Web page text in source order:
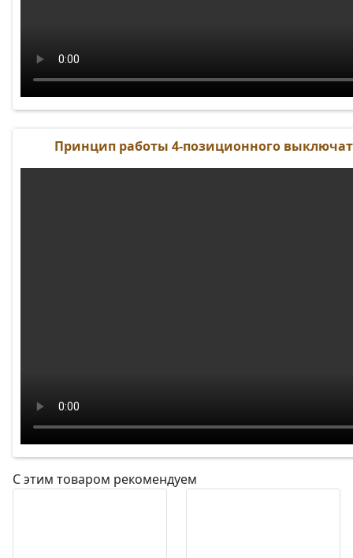
Принцип работы 4-позиционного
С этим товаром рекомендуем